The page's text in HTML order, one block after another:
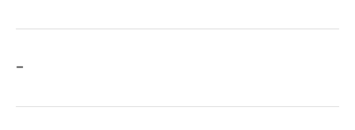
–